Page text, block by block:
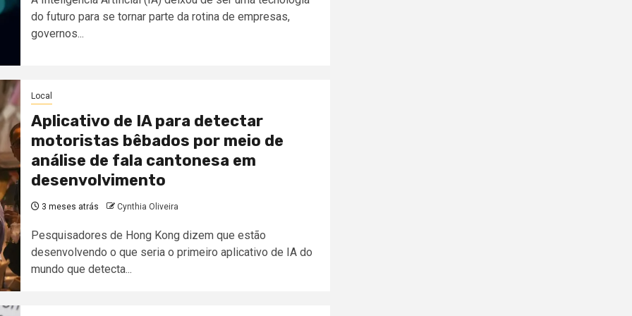
do futuro para se tornar parte da rotina de empresas,
governos...
Local
Aplicativo de IA para detectar
motoristas bêbados por meio de
análise de fala cantonesa em
desenvolvimento
3 meses atrás Cynthia Oliveira
Pesquisadores de Hong Kong dizem que estão
desenvolvendo o que seria o primeiro aplicativo de IA do
mundo que detecta...